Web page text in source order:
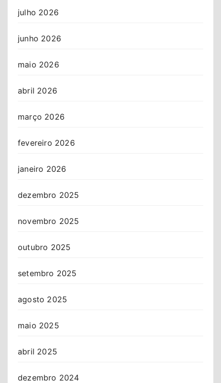
julho 2026
junho 2026
maio 2026
abril 2026
março 2026
fevereiro 2026
janeiro 2026
dezembro 2025
novembro 2025
outubro 2025
setembro 2025
agosto 2025
maio 2025
abril 2025
dezembro 2024